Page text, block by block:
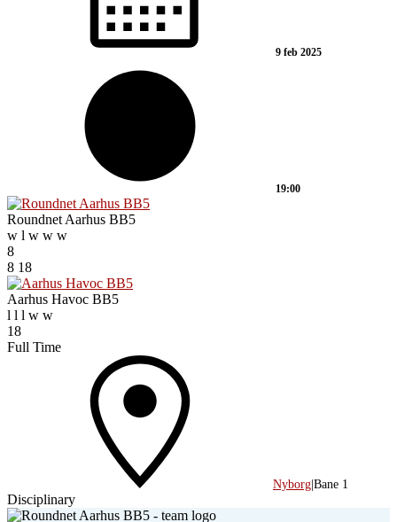
9 feb 2025
19:00
Roundnet Aarhus BB5
w l w w w
8
8 18
Aarhus Havoc BB5
l l l w w
18
Full Time
Nyborg Bane 1
Disciplinary